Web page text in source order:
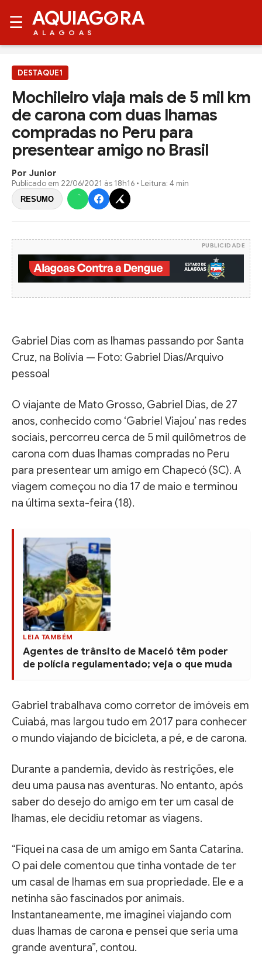
☰ AQUIAG RA
ALAGOAS
DESTAQUE1
Mochileiro viaja mais de 5 mil km
de carona com duas lhamas
compradas no Peru para
presentear amigo no Brasil
Por Junior
Publicado em 22/06/2021 às 18h16 • Leitura: 4 min
RESUMO
PUBLICIDADE
Gabriel Dias com as lhamas passando por Santa
Cruz, na Bolívia — Foto: Gabriel Dias/Arquivo
pessoal
O viajante de Mato Grosso, Gabriel Dias, de 27
anos, conhecido como ‘Gabriel Viajou’ nas redes
sociais, percorreu cerca de 5 mil quilômetros de
carona com duas lhamas compradas no Peru
para presentear um amigo em Chapecó (SC). A
viagem começou no dia 17 de maio e terminou
na última sexta-feira (18).
LEIA TAMBÉM
Agentes de trânsito de Maceió têm poder
de polícia regulamentado; veja o que muda
Gabriel trabalhava como corretor de imóveis em
Cuiabá, mas largou tudo em 2017 para conhecer
o mundo viajando de bicicleta, a pé, e de carona.
Durante a pandemia, devido às restrições, ele
deu uma pausa nas aventuras. No entanto, após
saber do desejo do amigo em ter um casal de
lhamas, ele decidiu retomar as viagens.
“Fiquei na casa de um amigo em Santa Catarina.
O pai dele comentou que tinha vontade de ter
um casal de lhamas em sua propriedade. Ele e a
netinha são fascinados por animais.
Instantaneamente, me imaginei viajando com
duas lhamas de carona e pensei que seria uma
grande aventura”, contou.